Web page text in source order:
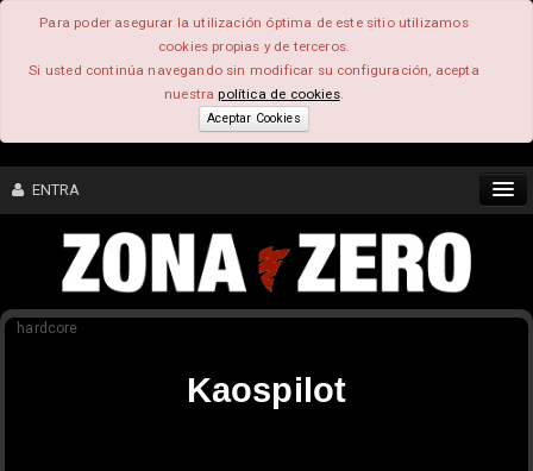
Para poder asegurar la utilización óptima de este sitio utilizamos
cookies propias y de terceros.
Si usted continúa navegando sin modificar su configuración, acepta
nuestrapolítica de cookies.
Aceptar Cookies
ENTRA
CONTENIDO
hardcore
Kaospilot